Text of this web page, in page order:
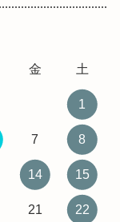
金 土
1
7 8
14 15
21 22